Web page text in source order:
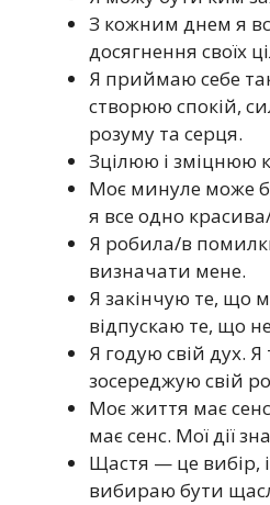
З кожним днем ​​я
досягнення своїх
Я приймаю себе
створюю спокій,
розуму та серця.
Зцілюю і зміцнюю
Моє минуле може
я все одно
Я робила/в
визначати мене.
Я закінчую те, що
відпускаю те, що
Я годую свій дух. Я
зосереджую свій
Моє життя має
має сенс. Мої дії
Щастя — це вибір,
вибираю бути